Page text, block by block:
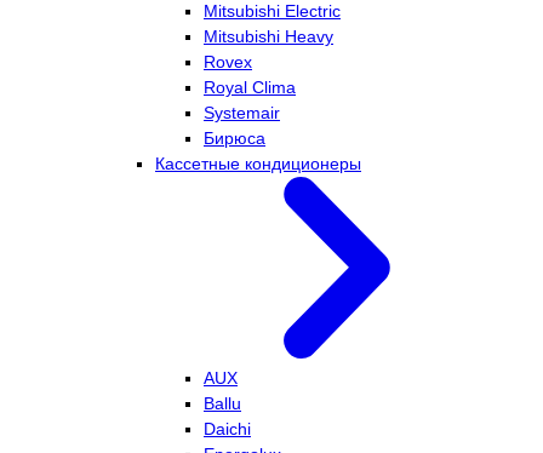
Mitsubishi Electric
Mitsubishi Heavy
Rovex
Royal Clima
Systemair
Бирюса
Кассетные кондиционеры
AUX
Ballu
Daichi